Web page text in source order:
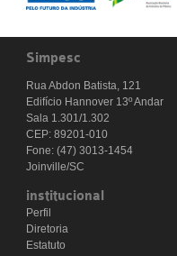
Simpesc
Rua Abdon Batista, 121
Edifício Hannover 13º Andar
Sala 1.301/1.302
CEP: 89201-010
Fone: (47) 3013-1454
Joinville/SC
institucional
Perfil
Diretoria
Estatuto